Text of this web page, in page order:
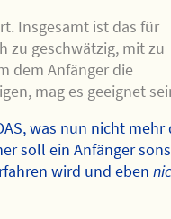
Insgesamt ist das für
zu geschwätzig, mit zu
dem Anfänger die
mag es geeignet
was nun nicht mehr
soll ein Anfänger
wird und eben